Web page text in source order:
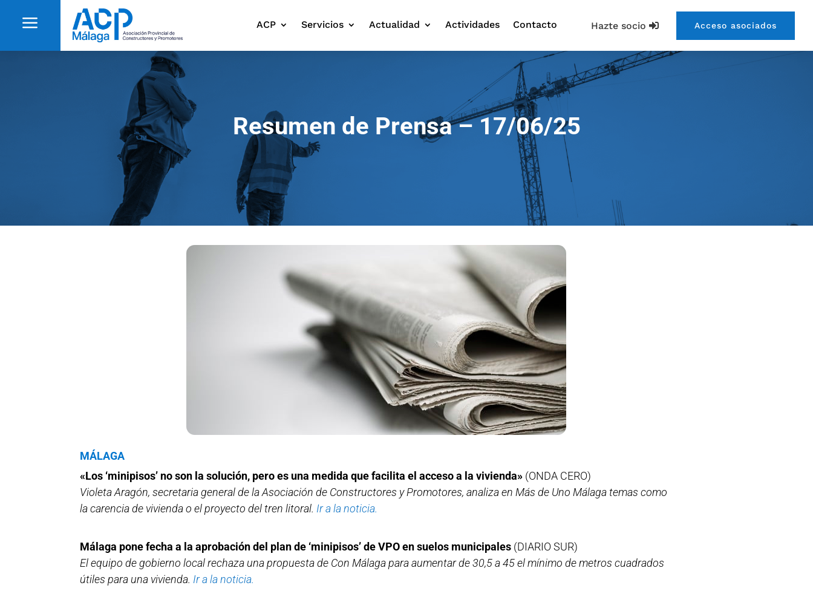
a Hazte socio Acceso asociados
ACP Servicios Actualidad Actividades Contacto
Resumen de Prensa – 17/06/25
MÁLAGA
«Los ‘minipisos’ no son la solución, pero es una medida que facilita el acceso a la vivienda» (ONDA CERO)
Violeta Aragón, secretaria general de la Asociación de Constructores y Promotores, analiza en Más de Uno Málaga temas como
la carencia de vivienda o el proyecto del tren litoral. Ir a la noticia.
Málaga pone fecha a la aprobación del plan de ‘minipisos’ de VPO en suelos municipales (DIARIO SUR)
El equipo de gobierno local rechaza una propuesta de Con Málaga para aumentar de 30,5 a 45 el mínimo de metros cuadrados
útiles para una vivienda. Ir a la noticia.